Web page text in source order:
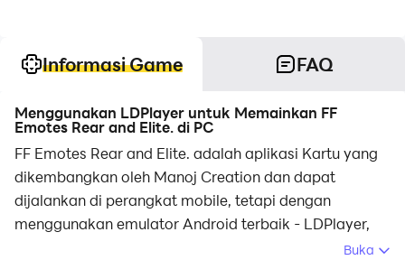
Informasi Game FAQ
Menggunakan LDPlayer untuk Memainkan FF
Emotes Rear and Elite. di PC
FF Emotes Rear and Elite. adalah aplikasi Kartu yang
dikembangkan oleh Manoj Creation dan dapat
dijalankan di perangkat mobile, tetapi dengan
menggunakan emulator Android terbaik - LDPlayer,
Anda dapat mengunduh FF Emotes Rear and Elite. dan
Buka